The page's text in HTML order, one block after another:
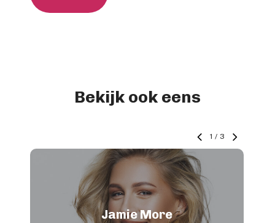
Bekijk ook eens
1 / 3
Jamie More